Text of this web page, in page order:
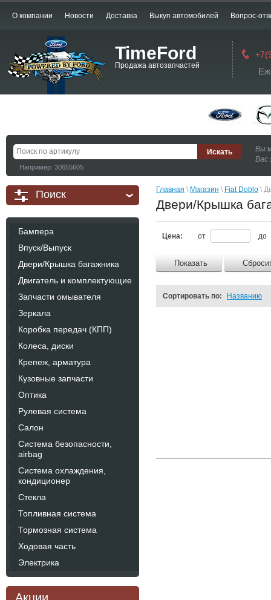
О компании Новости Доставка Выкуп автомобилей Вопрос-
TimeFord
Продажа автозапчастей
Например: 30655605
Вы
Вас
Поиск
Бампера
Впуск/Выпуск
Двери/Крышка багажника
Двигатель и комплектующие
Запчасти омывателя
Зеркала
Коробка передач (КПП)
Колеса, диски
Крепеж, арматура
Кузовные запчасти
Оптика
Рулевая система
Салон
Система безопасности,
airbag
Система охлаждения,
кондиционер
Стекла
Топливная система
Тормозная система
Ходовая часть
Электрика
Главная \ Магазин \ Fiat Doblo \
Двери/Крышка
Цена: от до
Показать
Сортировать по: Названию